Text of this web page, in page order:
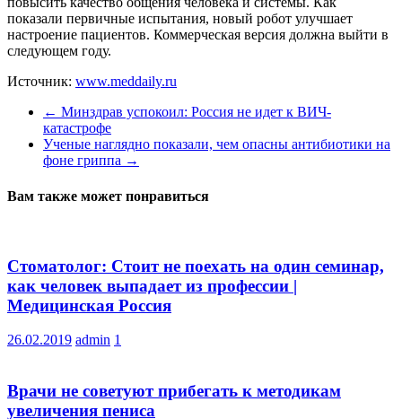
показали первичные испытания, новый робот улучшает
настроение пациентов. Коммерческая версия должна выйти в
следующем году.
Источник: www.meddaily.ru
← Минздрав успокоил: Россия не идет к ВИЧ-
катастрофе
Ученые наглядно показали, чем опасны антибиотики на
фоне гриппа →
Вам также может понравиться
Стоматолог: Стоит не поехать на один семинар,
как человек выпадает из профессии |
Медицинская Россия
26.02.2019 admin 1
Врачи не советуют прибегать к методикам
увеличения пениса